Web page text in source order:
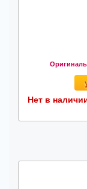
Нет в